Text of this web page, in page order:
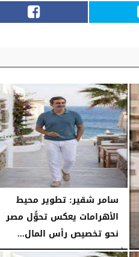
سامر شقير: تطوير محيط
الأهرامات يعكس تحوُّل مصر
نحو تخصيص رأس المال...
الأربعاء، 29 يوليو 2026 02:15 مـ